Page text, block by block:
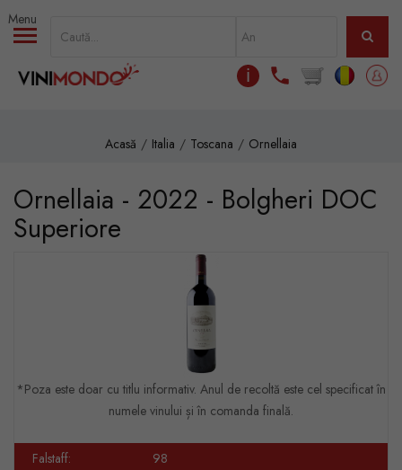
Mergi la conţinutul principal
ℹ
Acasă Italia Toscana Ornellaia
Ornellaia - 2022 - Bolgheri DOC
Superiore
*Poza este doar cu titlu informativ. Anul de recoltă este cel specificat în
numele vinului și în comanda finală.
Falstaff:
98